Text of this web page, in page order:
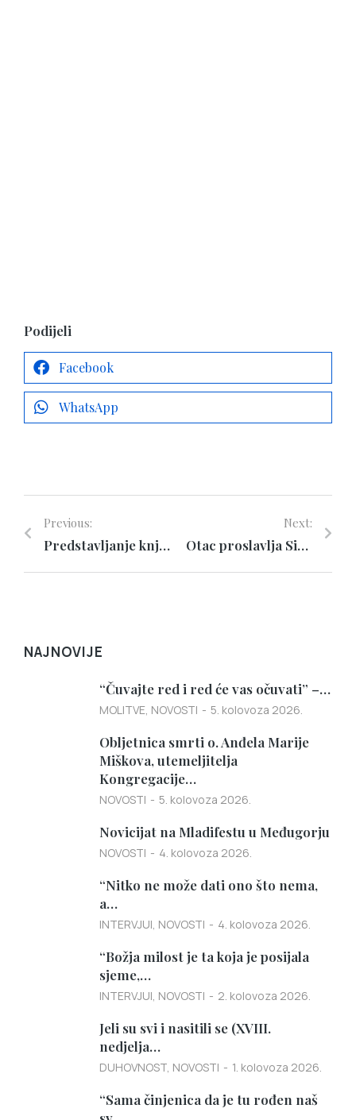
Podijeli
Facebook
WhatsApp
Previous:
Predstavljanje knjige Ljestve do neba i u Subotici
Next:
Otac proslavlja Sina, Sin proslavlja Oca
NAJNOVIJE
“Čuvajte red i red će vas očuvati” –…
MOLITVE, NOVOSTI 5. kolovoza 2026.
Obljetnica smrti o. Anđela Marije
Miškova, utemeljitelja
Kongregacije…
NOVOSTI 5. kolovoza 2026.
Novicijat na Mladifestu u Međugorju
NOVOSTI 4. kolovoza 2026.
“Nitko ne može dati ono što nema,
a…
INTERVJUI, NOVOSTI 4. kolovoza 2026.
“Božja milost je ta koja je posijala
sjeme,…
INTERVJUI, NOVOSTI 2. kolovoza 2026.
Jeli su svi i nasitili se (XVIII.
nedjelja…
DUHOVNOST, NOVOSTI 1. kolovoza 2026.
“Sama činjenica da je tu rođen naš